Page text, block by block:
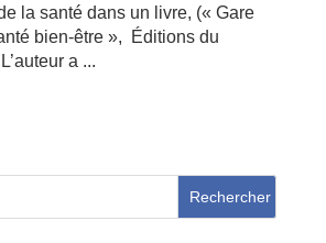
la santé dans un livre, (« Gare
bien-être », Éditions du
a ...